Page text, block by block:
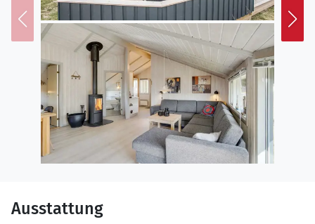
Das Ferienhaus eignet sich für 6 Personen. Die
Ferienunterkunft hat eine Wohnfläche von 95 m² und
wurde 1995 gebaut. 2022 wurde die Ferienunterkunft
teilweise renoviert. Es ist erlaubt 2 Haustiere
mitzubringen. Die Ferienunterkunft ist mit
energiesparender Wärmepumpe ausgestattet. Die
Ferienunterkunft ist mit Waschmaschine ausgestattet.
Wäschetrockner. Es gibt außerdem einen Kaminofen.
Für die jüngsten Feriengäste ist 1 Kinderhochstuhl
vorhanden.
Schlafverhältnisse
Die Schlafplätze verteilen sich auf 3 Schlafräume. 6
Ausstattung